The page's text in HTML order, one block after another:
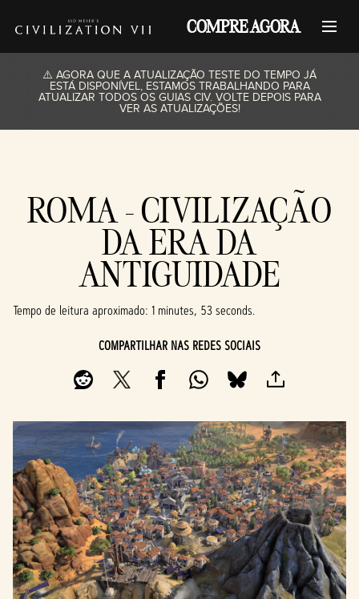
COMPRE AGORA
⚠️ AGORA QUE A ATUALIZAÇÃO TESTE DO TEMPO JÁ
ESTÁ DISPONÍVEL, ESTAMOS TRABALHANDO PARA
ATUALIZAR TODOS OS GUIAS CIV. VOLTE DEPOIS PARA
VER AS ATUALIZAÇÕES!
ROMA - CIVILIZAÇÃO
DA ERA DA
ANTIGUIDADE
Tempo de leitura aproximado 1 minutes, 53 seconds
COMPARTILHAR NAS REDES SOCIAIS